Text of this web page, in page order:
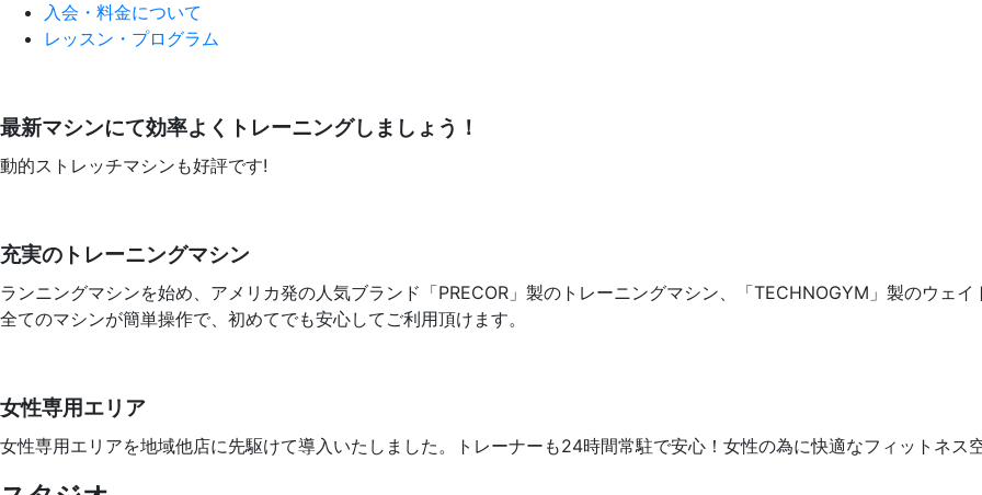
入会・料金について
レッスン・プログラム
最新マシンにて効率よくトレーニングしましょう！
動的ストレッチマシンも好評です!
充実のトレーニングマシン
ランニングマシンを始め、アメリカ発の人気ブランド「PRECOR」製のトレーニングマシン、「TECHNOGYM」製のウェイ
全てのマシンが簡単操作で、初めてでも安心してご利用頂けます。
女性専用エリア
女性専用エリアを地域他店に先駆けて導入いたしました。トレーナーも24時間常駐で安心！女性の為に快適なフィットネス